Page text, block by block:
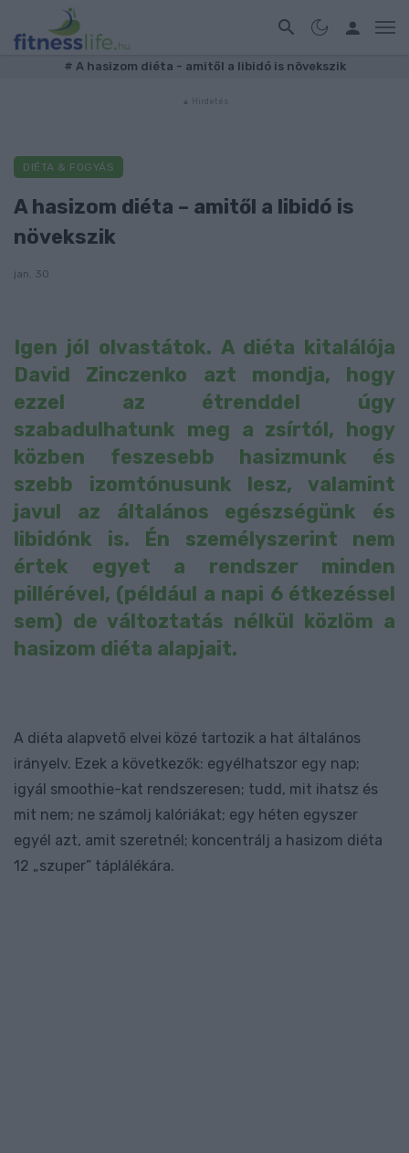
# A hasizom diéta - amitől a libidó is növekszik
DIÉTA & FOGYÁS
A hasizom diéta – amitől a libidó is
növekszik
jan. 30
Igen jól olvastátok. A diéta kitalálója
David Zinczenko azt mondja, hogy
ezzel az étrenddel úgy
szabadulhatunk meg a zsírtól, hogy
közben feszesebb hasizmunk és
szebb izomtónusunk lesz, valamint
javul az általános egészségünk és
libidónk is. Én személyszerint nem
értek egyet a rendszer minden
pillérével, (például a napi 6 étkezéssel
sem) de változtatás nélkül közlöm a
hasizom diéta alapjait.
A diéta alapvető elvei közé tartozik a hat általános
irányelv. Ezek a következők: egyélhatszor egy nap;
igyál smoothie-kat rendszeresen; tudd, mit ihatsz és
mit nem; ne számolj kalóriákat; egy héten egyszer
egyél azt, amit szeretnél; koncentrálj a hasizom diéta
12 „szuper” táplálékára.